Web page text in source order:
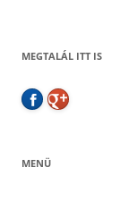
MEGTALÁL ITT IS
MENÜ